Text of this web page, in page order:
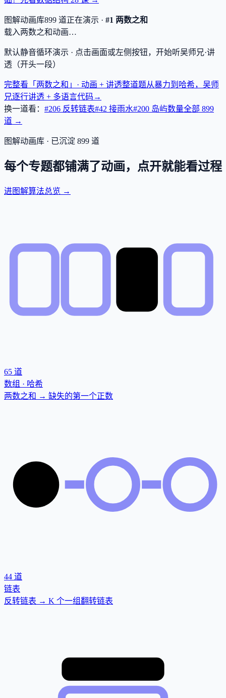
图解动画库899 道正在演示 · #1 两数之和
载入两数之和动画…
默认静音循环演示 · 点击画面或左侧按钮，开始听吴师兄·讲
透（开头一段）
完整看「两数之和」· 动画 + 讲透整道题从暴力到哈希，吴师
兄逐行讲透 + 多语言代码 →
换一道看： #206 反转链表#42 接雨水#200 岛屿数量全部 899
道 →
图解动画库 · 已沉淀 899 道
每个专题都铺满了动画，点开就能看过程
进图解算法总览 →
65 道
数组 · 哈希
两数之和 → 缺失的第一个正数
44 道
链表
反转链表 → K 个一组翻转链表